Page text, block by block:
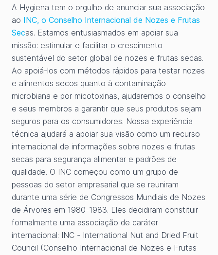
A Hygiena tem o orgulho de anunciar sua associação
ao INC, o Conselho Internacional de Nozes e Frutas
Secas. Estamos entusiasmados em apoiar sua
missão: estimular e facilitar o crescimento
sustentável do setor global de nozes e frutas secas.
Ao apoiá-los com métodos rápidos para testar nozes
e alimentos secos quanto à contaminação
microbiana e por micotoxinas, ajudaremos o conselho
e seus membros a garantir que seus produtos sejam
seguros para os consumidores. Nossa experiência
técnica ajudará a apoiar sua visão como um recurso
internacional de informações sobre nozes e frutas
secas para segurança alimentar e padrões de
qualidade. O INC começou como um grupo de
pessoas do setor empresarial que se reuniram
durante uma série de Congressos Mundiais de Nozes
de Árvores em 1980-1983. Eles decidiram constituir
formalmente uma associação de caráter
internacional: INC - International Nut and Dried Fruit
Council (Conselho Internacional de Nozes e Frutas